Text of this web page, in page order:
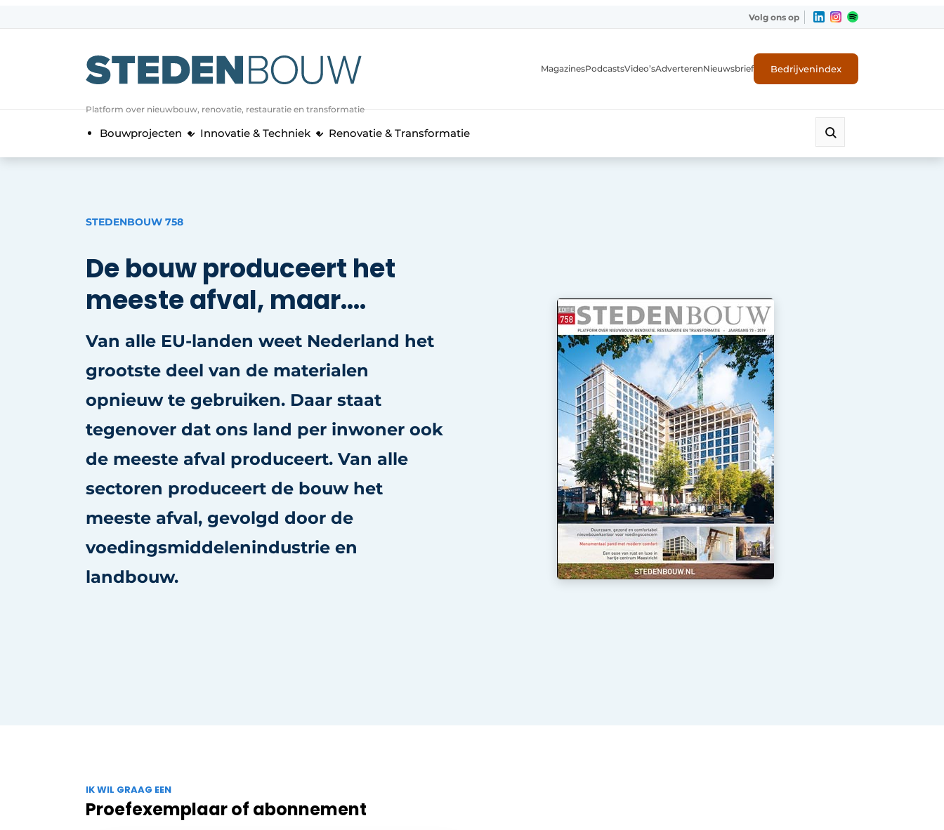
Algemene voorwaarden
authlogoff logon
Bedrijven
Jaarboek
Nieuwsbrief
storymetadata
Vacature aanmelden
Vacatures
Volg ons op
Platform over nieuwbouw, renovatie, restauratie en transformatie
MagazinesPodcastsVideo’sAdverterenNieuwsbrief Bedrijvenindex
Bouwprojecten Innovatie & Techniek Renovatie & Transformatie
STEDENBOUW 758
De bouw produceert het
meeste afval, maar….
Van alle EU-landen weet Nederland het
grootste deel van de materialen
opnieuw te gebruiken. Daar staat
tegenover dat ons land per inwoner ook
de meeste afval produceert. Van alle
sectoren produceert de bouw het
meeste afval, gevolgd door de
voedingsmiddelenindustrie en
landbouw.
IK WIL GRAAG EEN
Proefexemplaar of abonnement